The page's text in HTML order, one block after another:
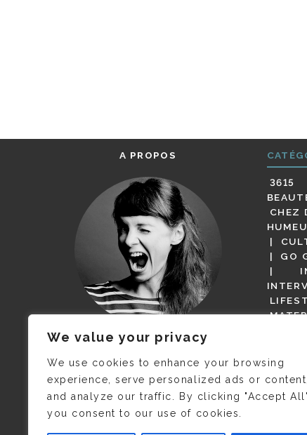
We value your privacy
We use cookies to enhance your browsing
experience, serve personalized ads or content,
and analyze our traffic. By clicking "Accept All",
you consent to our use of cookies.
A PROPOS
JE M’APPELLE DELPHINE MAIS
C’EST ©CAMILLE COLLIN QUI A
PRIS CETTE PHOTO !
3615
CHEZ
GO
(BUT